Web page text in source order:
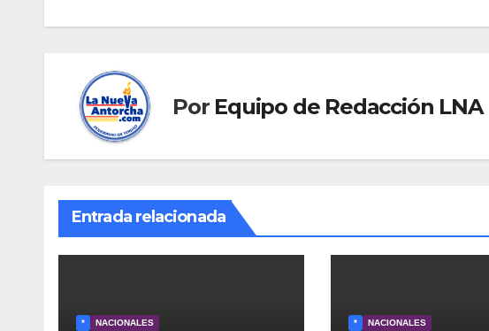
entradas
Por Equipo de Redacción LNA
Entrada relacionada
* NACIONALES * NACIONALES